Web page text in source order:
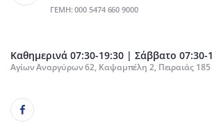
ΓΕΜΗ: 000 5474 660 9000
Καθημερινά 07:30-19:30 | Σάββατο 07:30-
Αγίων Αναργύρων 62, Καψαμπέλη 2, Πειραιάς 185